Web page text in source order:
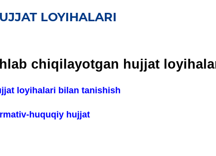
LOYIHALARI
chiqilayotgan hujjat
loyihalari bilan tanishish
huquqiy hujjat